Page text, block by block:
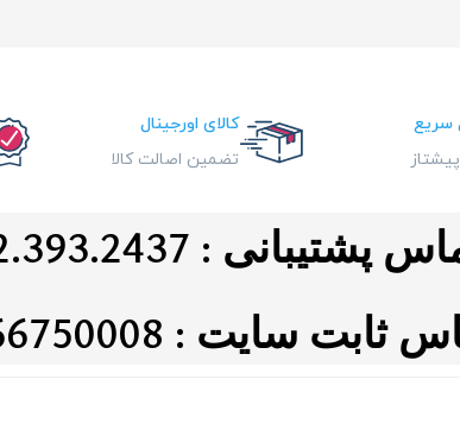
سریع
کالای اورجینال
تضمین اصالت کالا
: 0912.393.2437
سایت : 021.66750008